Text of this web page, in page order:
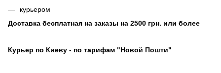
курьером
Доставка бесплатная на заказы на 2500 грн. или более
Курьер по Киеву - по тарифам "Новой Пошти"